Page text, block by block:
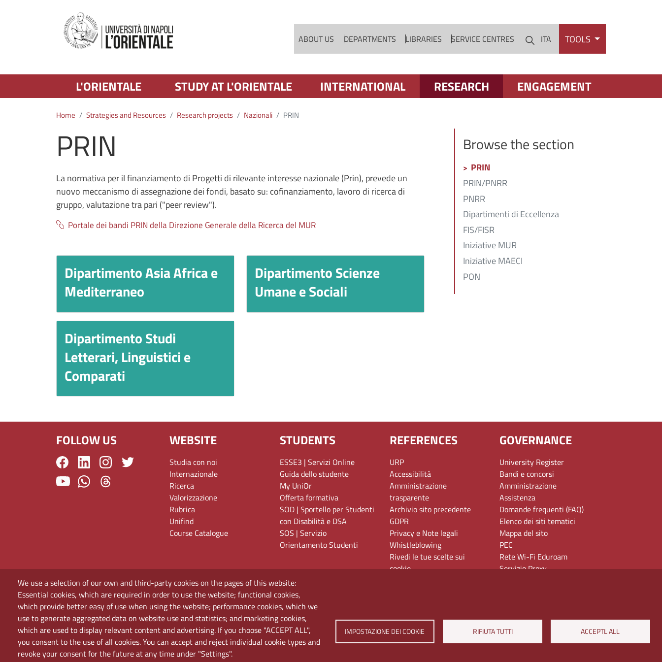
ABOUT US DEPARTMENTS LIBRARIES SERVICE CENTRES CercaITA TOOLS
L'ORIENTALE STUDY AT L'ORIENTALE INTERNATIONAL RESEARCH ENGAGEMENT
Home Strategies and Resources Research projects Nazionali PRIN
PRIN
La normativa per il finanziamento di Progetti di rilevante interesse nazionale (Prin), prevede un
nuovo meccanismo di assegnazione dei fondi, basato su: cofinanziamento, lavoro di ricerca di
gruppo, valutazione tra pari ("peer review").
Portale dei bandi PRIN della Direzione Generale della Ricerca del MUR
Titolo
Dipartimento Asia Africa e
Mediterraneo
Titolo
Dipartimento Scienze
Umane e Sociali
Titolo
Dipartimento Studi
Letterari, Linguistici e
Comparati
We use a selection of our own and third-party cookies on the pages of this website:
Essential cookies, which are required in order to use the website; functional cookies,
which provide better easy of use when using the website; performance cookies, which we
use to generate aggregated data on website use and statistics; and marketing cookies,
which are used to display relevant content and advertising. If you choose "ACCEPT ALL",
you consent to the use of all cookies. You can accept and reject individual cookie types and
revoke your consent for the future at any time under "Settings".
IMPOSTAZIONE DEI COOKIE RIFIUTA TUTTI ACCEPTL ALL
Browse the section
PRIN
PRIN/PNRR
PNRR
Dipartimenti di Eccellenza
FIS/FISR
Iniziative MUR
Iniziative MAECI
PON
FOLLOW US WEBSITE
Studia con noi
Internazionale
Ricerca
Valorizzazione
Rubrica
Unifind
Course Catalogue
STUDENTS
ESSE3 | Servizi Online
Guida dello studente
My UniOr
Offerta formativa
SOD | Sportello per Studenti
con Disabilità e DSA
SOS | Servizio
Orientamento Studenti
REFERENCES
URP
Accessibilità
Amministrazione
trasparente
Archivio sito precedente
GDPR
Privacy e Note legali
Whistleblowing
Rivedi le tue scelte sui
cookie
GOVERNANCE
University Register
Bandi e concorsi
Amministrazione
Assistenza
Domande frequenti (FAQ)
Elenco dei siti tematici
Mappa del sito
PEC
Rete Wi-Fi Eduroam
Servizio Proxy
Università di Napoli L'Orientale. Palazzo Du Mesnil - Via Chiatamone 61/62 - 80121 Napoli
Tel. +390816909000 | Partita IVA 00297640633 | PEC: ateneo@pec.unior.it